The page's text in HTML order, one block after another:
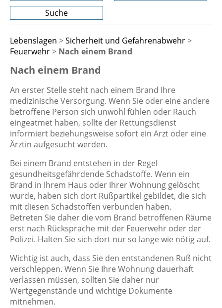
Suche
Lebenslagen >Sicherheit und Gefahrenabwehr>
Feuerwehr> Nach einem Brand
Nach einem Brand
An erster Stelle steht nach einem Brand Ihre
medizinische Versorgung. Wenn Sie oder eine andere
betroffene Person sich unwohl fühlen oder Rauch
eingeatmet haben, sollte der Rettungsdienst
informiert beziehungsweise sofort ein Arzt oder eine
Ärztin aufgesucht werden.
Bei einem Brand entstehen in der Regel
gesundheitsgefährdende Schadstoffe. Wenn ein
Brand in Ihrem Haus oder Ihrer Wohnung gelöscht
wurde, haben sich dort Rußpartikel gebildet, die sich
mit diesen Schadstoffen verbunden haben.
Betreten Sie daher die vom Brand betroffenen Räume
erst nach Rücksprache mit der Feuerwehr oder der
Polizei. Halten Sie sich dort nur so lange wie nötig auf.
Wichtig ist auch, dass Sie den entstandenen Ruß nicht
verschleppen. Wenn Sie Ihre Wohnung dauerhaft
verlassen müssen, sollten Sie daher nur
Wertgegenstände und wichtige Dokumente
mitnehmen.